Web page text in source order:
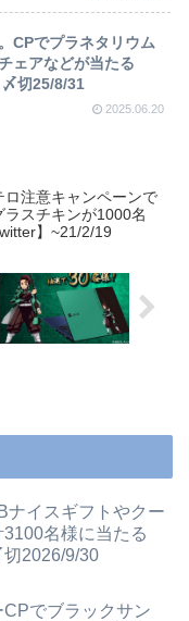
CPでプラネタリウム
ェアなどが当たる
〆切25/8/31
2025.06.20
ロ注意キャンペーンで
ラスチキンが1000名
】~21/2/19
ナイスギフトやクー
名様に当たる
切2026/9/30
でブラックサン